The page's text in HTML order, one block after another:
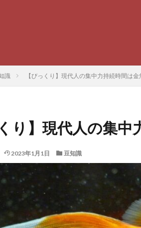
識 【びっくり】現代人の集中力持続時間は金
り】現代人の集
2023年1月1日 豆知識